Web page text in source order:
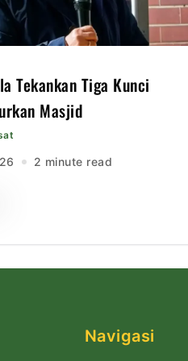
Tekankan Tiga Kunci
Masjid
2 minute read
Navigasi